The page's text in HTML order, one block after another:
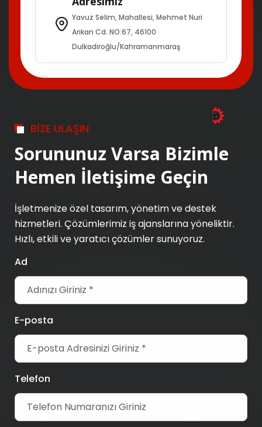
Yavuz Selim, Mahallesi, Mehmet Nuri
Arıkan Cd. NO:67, 46100
Dulkadiroğlu/Kahramanmaraş
BİZE ULAŞIN
Sorununuz Varsa Bizimle
Hemen İletişime Geçin
İşletmenize özel tasarım, yönetim ve destek
hizmetleri. Çözümlerimiz iş ajanslarına yöneliktir.
Hızlı, etkili ve yaratıcı çözümler sunuyoruz.
Ad
E-posta
Telefon